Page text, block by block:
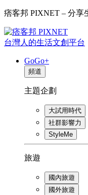
痞客邦 PIXNET – 分享
台灣人的生活文創平台
GoGo+
頻道
主題企劃
大試用時代
社群影響力
StyleMe
旅遊
國內旅遊
國外旅遊